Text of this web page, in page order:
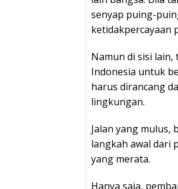
senyap puing-
ketidakpercayaan
Namun di sisi
Indonesia untuk
harus dirancang
lingkungan.
Jalan yang mulus,
langkah awal dari
yang merata.
Hanya saja,